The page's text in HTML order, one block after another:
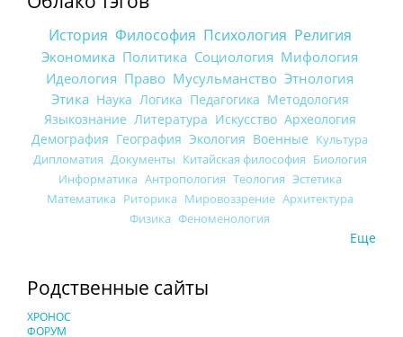
История Философия Психология Религия
Экономика Политика Социология Мифология
Идеология Право Мусульманство Этнология
Этика Наука Логика Педагогика Методология
Языкознание Литература Искусство Археология
Демография География Экология Военные Культура
Дипломатия Документы Китайская философия Биология
Информатика Антропология Теология Эстетика
Математика Риторика Мировоззрение Архитектура
Физика Феноменология
Еще
Родственные сайты
ХРОНОС
ФОРУМ